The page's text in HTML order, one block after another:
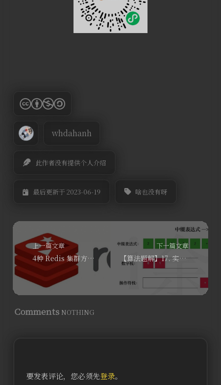
whdahanh
此作者没有提供个人介绍
最后更新于 2023-06-19 啥也没有呀
上一篇文章
4种 Redis 集群方案及优缺点对比
下一篇文章
【算法题解】17. 实现一个包含“加减乘除”的基本计算器
Comments NOTHING
要发表评论，您必须先登录。